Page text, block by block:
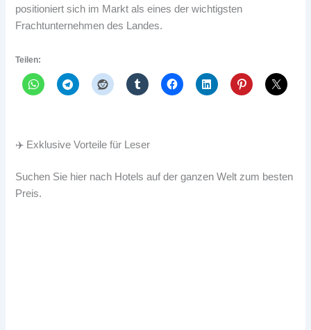
positioniert sich im Markt als eines der wichtigsten
Frachtunternehmen des Landes.
Teilen:
✈️ Exklusive Vorteile für Leser
Suchen Sie hier nach Hotels auf der ganzen Welt zum besten
Preis.